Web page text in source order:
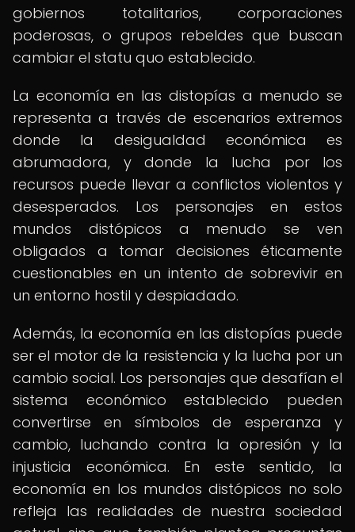
gobiernos totalitarios, corporaciones
poderosas, o grupos rebeldes que buscan
cambiar el statu quo establecido.
La economía en las distopías a menudo se
representa a través de escenarios extremos
donde la desigualdad económica es
abrumadora, y donde la lucha por los
recursos puede llevar a conflictos violentos y
desesperados. Los personajes en estos
mundos distópicos a menudo se ven
obligados a tomar decisiones éticamente
cuestionables en un intento de sobrevivir en
un entorno hostil y despiadado.
Además, la economía en las distopías puede
ser el motor de la resistencia y la lucha por un
cambio social. Los personajes que desafían el
sistema económico establecido pueden
convertirse en símbolos de esperanza y
cambio, luchando contra la opresión y la
injusticia económica. En este sentido, la
economía en los mundos distópicos no solo
refleja las realidades de nuestra sociedad